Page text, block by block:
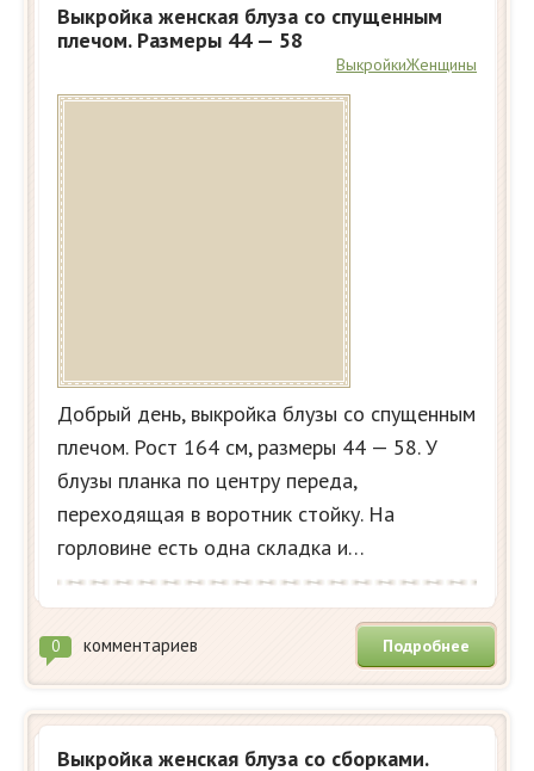
Выкройка женская блуза со спущенным
плечом. Размеры 44 — 58
ВыкройкиЖенщины
Добрый день, выкройка блузы со спущенным
плечом. Рост 164 см, размеры 44 — 58. У
блузы планка по центру переда,
переходящая в воротник стойку. На
горловине есть одна складка и…
0 комментариев Подробнее
Выкройка женская блуза со сборками.